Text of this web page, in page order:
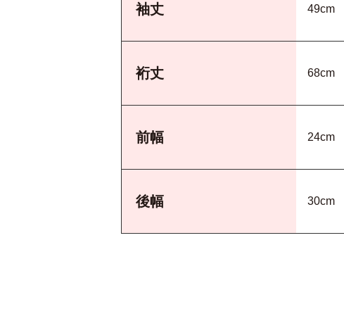
袖丈 49cm
裄丈 68cm
前幅 24cm
後幅 30cm